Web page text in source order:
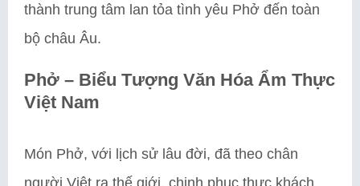
thành trung tâm lan tỏa tình yêu Phở đến toàn
bộ châu Âu.
Phở – Biểu Tượng Văn Hóa Ẩm Thực
Việt Nam
Món Phở, với lịch sử lâu đời, đã theo chân
người Việt ra thế giới, chinh phục thực khách